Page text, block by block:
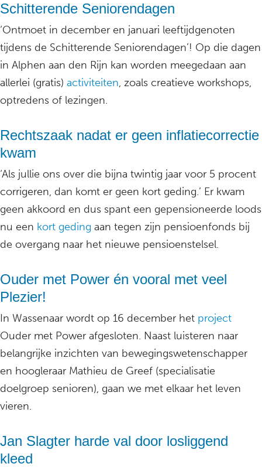
Schitterende Seniorendagen
‘Ontmoet in december en januari leeftijdgenoten
tijdens de Schitterende Seniorendagen’! Op die dagen
in Alphen aan den Rijn kan worden meegedaan aan
allerlei (gratis) activiteiten, zoals creatieve workshops,
optredens of lezingen.
Rechtszaak nadat er geen inflatiecorrectie
kwam
‘Als jullie ons over die bijna twintig jaar voor 5 procent
corrigeren, dan komt er geen kort geding.’ Er kwam
geen akkoord en dus spant een gepensioneerde loods
nu een kort geding aan tegen zijn pensioenfonds bij
de overgang naar het nieuwe pensioenstelsel.
Ouder met Power én vooral met veel
Plezier!
In Wassenaar wordt op 16 december het project
Ouder met Power afgesloten. Naast luisteren naar
belangrijke inzichten van bewegingswetenschapper
en hoogleraar Mathieu de Greef (specialisatie
doelgroep senioren), gaan we met elkaar het leven
vieren.
Jan Slagter harde val door losliggend
kleed